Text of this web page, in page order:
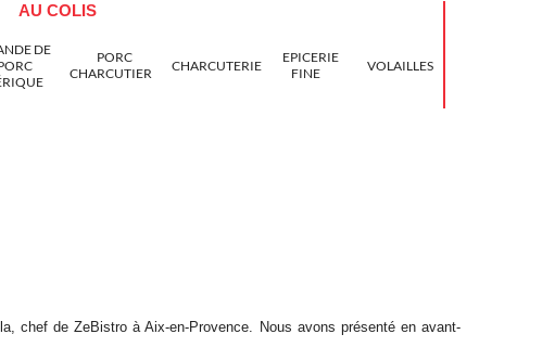
AU COLIS
DE
PORC
CHARCUTIER
CHARCUTERIE
EPICERIE
FINE
VOLAILLES
chef de ZeBistro à Aix-en-Provence. Nous avons présenté en avant-